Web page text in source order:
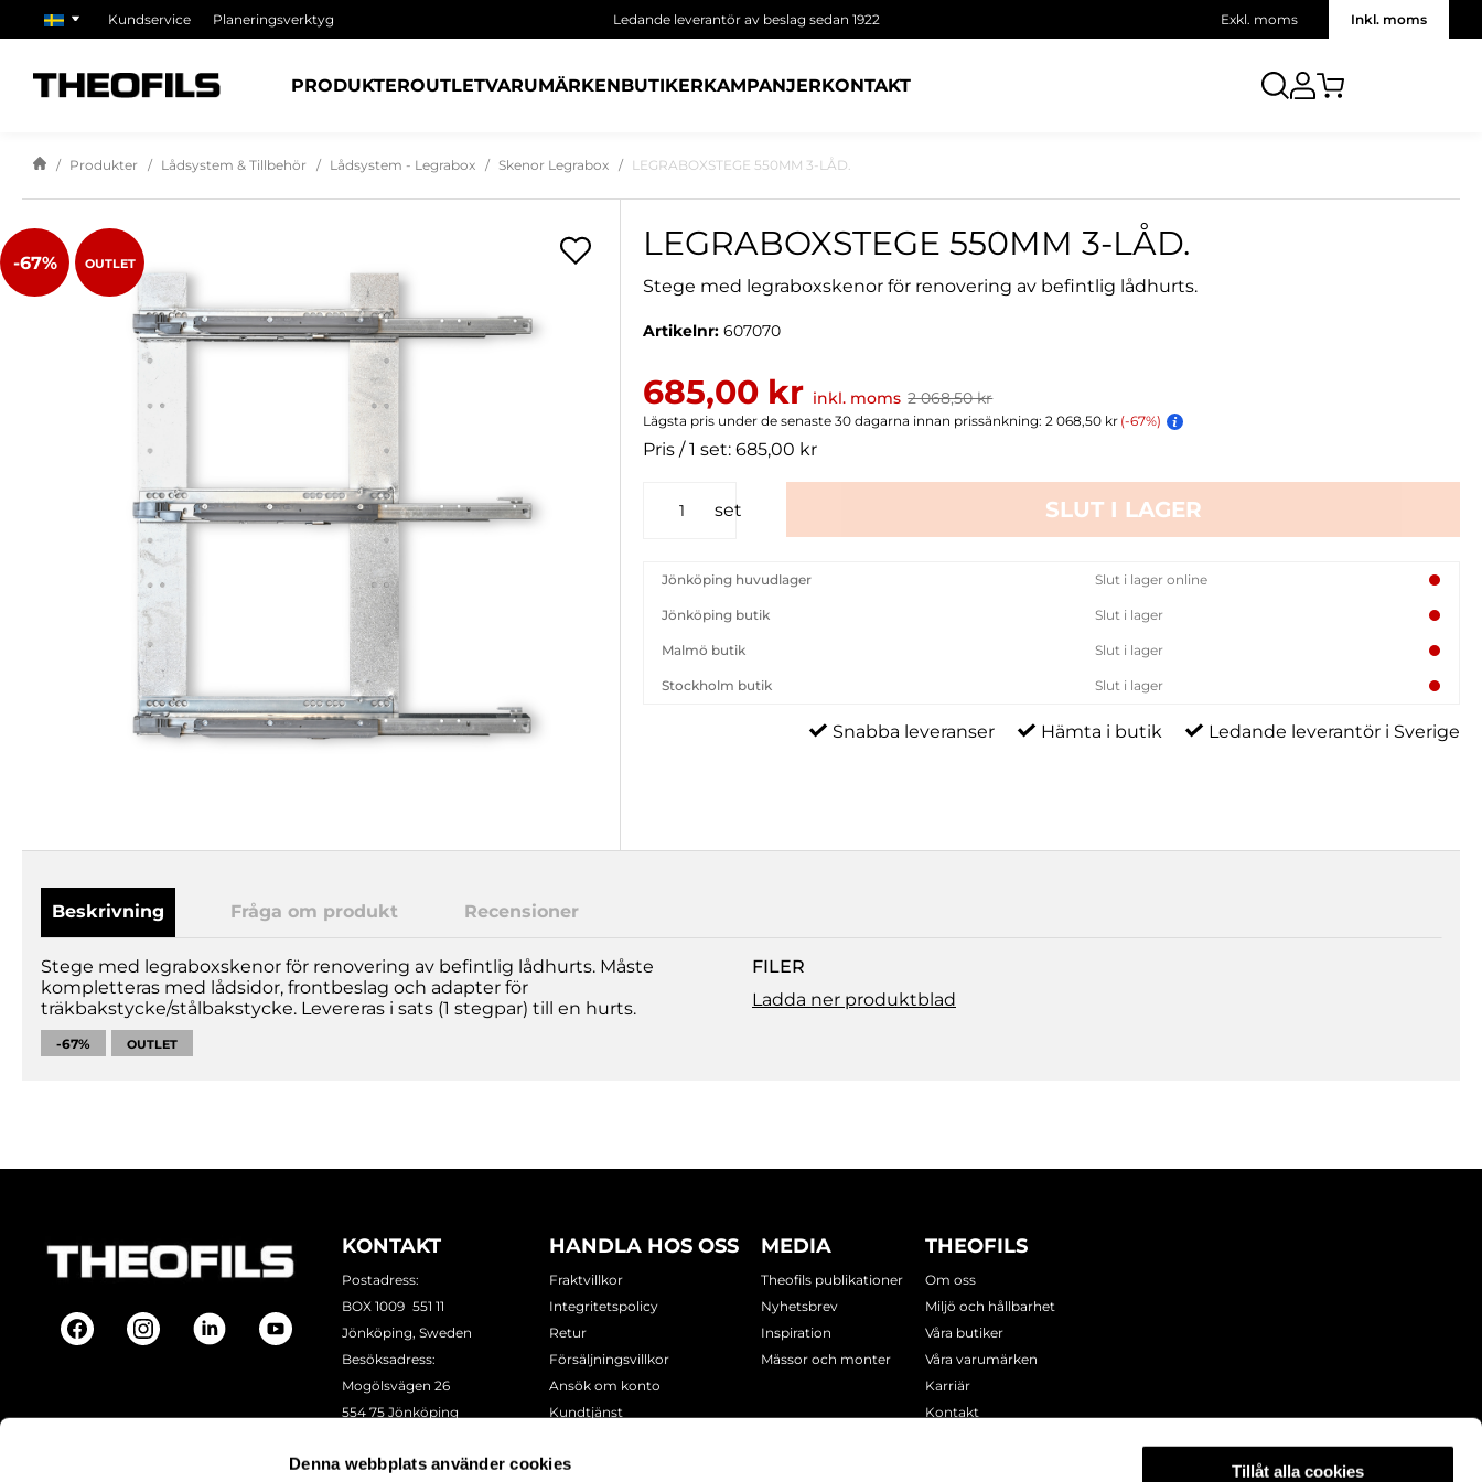
Denna webbplats använder cookies Tillåt alla cookies
Kundservice Planeringsverktyg Ledande leverantör av beslag sedan 1922 Exkl. moms Inkl. moms
PRODUKTEROUTLETVARUMÄRKENBUTIKERKAMPANJERKONTAKT
Produkter Lådsystem & Tillbehör Lådsystem - Legrabox Skenor Legrabox LEGRABOXSTEGE 550MM 3-LÅD.
-67% OUTLET LEGRABOXSTEGE 550MM 3-LÅD.
Stege med legraboxskenor för renovering av befintlig lådhurts.
Artikelnr:607070
685,00 kr inkl. moms 2 068,50 kr
Lägsta pris under de senaste 30 dagarna innan prissänkning: 2 068,50 kr (-67%)
Pris / 1 set: 685,00 kr
set SLUT I LAGER
Jönköping huvudlager Slut i lager online
Jönköping butik Slut i lager
Malmö butik Slut i lager
Stockholm butik Slut i lager
Snabba leveranser Hämta i butik Ledande leverantör i Sverige
Beskrivning Fråga om produkt Recensioner
Stege med legraboxskenor för renovering av befintlig lådhurts. Måste
kompletteras med lådsidor, frontbeslag och adapter för
träkbakstycke/stålbakstycke. Levereras i sats (1 stegpar) till en hurts.
-67% OUTLET
FILER
Ladda ner produktblad
KONTAKT
Postadress:
BOX 1009 551 11
Jönköping, Sweden
Besöksadress:
Mogölsvägen 26
554 75 Jönköping
Epost:info@theofils.se
HANDLA HOS OSS
Fraktvillkor
Integritetspolicy
Retur
Försäljningsvillkor
Ansök om konto
Kundtjänst
MEDIA
Theofils publikationer
Nyhetsbrev
Inspiration
Mässor och monter
THEOFILS
Om oss
Miljö och hållbarhet
Våra butiker
Våra varumärken
Karriär
Kontakt